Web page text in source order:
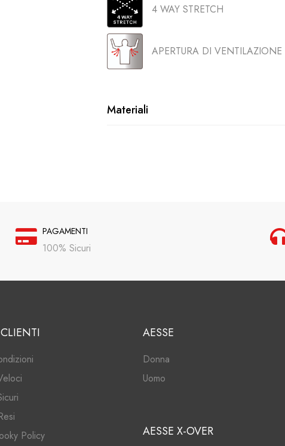
4 WAY STRETCH
APERTURA DI VENTILAZIONE
Materiali
PAGAMENTI
100% Sicuri
Policy
AESSE
Donna
Uomo
AESSE X-OVER